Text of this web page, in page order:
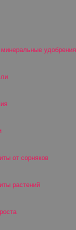
минеральные удобрения
от сорняков
растений